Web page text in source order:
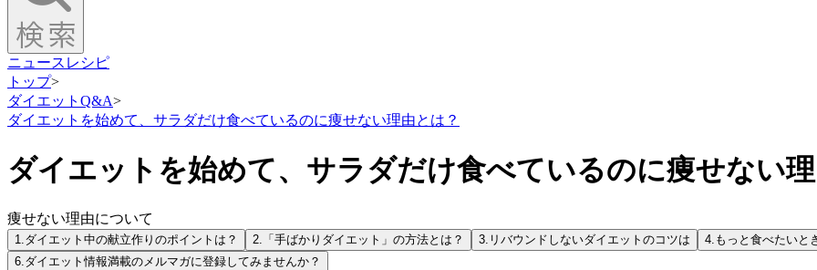
ニュース レシピ
トップ>
ダイエットQ&A>
ダイエットを始めて、サラダだけ食べているのに痩せない理由とは？
ダイエットを始めて、サラダだけ食べているのに痩せない
痩せない理由について
1.ダイエット中の献立作りのポイントは？ 2. 「手ばかりダイエット」の方法とは？ 3. リバウンドしないダイエットのコツは 4. もっと食べたいと
6.ダイエット情報満載のメルマガに登録してみませんか？